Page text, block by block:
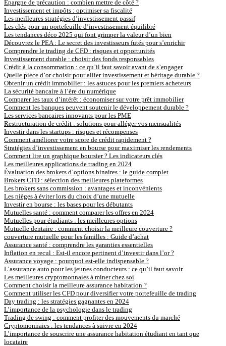
Épargne de précaution : combien mettre de côté ?
Investissement et impôts : optimiser sa fiscalité
Les meilleures stratégies d’investissement passif
Les clés pour un portefeuille d’investissement équilibré
Les tendances déco 2025 qui font grimper la valeur d’un bien
Découvrez le PEA : Le secret des investisseurs futés pour s’enrichir
Comprendre le trading de CFD : risques et opportunités
Investissement durable : choisir des fonds responsables
Crédit à la consommation : ce qu’il faut savoir avant de s’engager
Quelle pièce d’or choisir pour allier investissement et héritage durable ?
Obtenir un crédit immobilier : les astuces pour les premiers acheteurs
La sécurité bancaire à l’ère du numérique
Comparer les taux d’intérêt : économiser sur votre prêt immobilier
Comment les banques peuvent soutenir le développement durable ?
Les services bancaires innovants pour les PME
Restructuration de crédit : solutions pour alléger vos mensualités
Investir dans les startups : risques et récompenses
Comment améliorer votre score de crédit rapidement ?
Stratégies d’investissement en bourse pour maximiser les rendements
Comment lire un graphique boursier ? Les indicateurs clés
Les meilleures applications de trading en 2024
Évaluation des brokers d’options binaires : le guide complet
Brokers CFD : sélection des meilleures plateformes
Les brokers sans commission : avantages et inconvénients
Les pièges à éviter lors du choix d’une mutuelle
Investir en bourse : les bases pour les débutants
Mutuelles santé : comment comparer les offres en 2024
Mutuelles pour étudiants : les meilleures options
Mutuelle dentaire : comment choisir la meilleure couverture ?
couverture mutuelle pour les familles : Guide d’achat
Assurance santé : comprendre les garanties essentielles
Inflation en recul : Est-il encore pertinent d’investir dans l’or ?
Assurance voyage : pourquoi est-elle indispensable ?
L’assurance auto pour les jeunes conducteurs : ce qu’il faut savoir
Les meilleures cryptomonnaies à miner chez soi
Comment choisir la meilleure assurance habitation ?
Comment utiliser les CFD pour diversifier votre portefeuille de trading
Day trading : les stratégies gagnantes en 2024
L’importance de la psychologie dans le trading
Trading de swing : comment profiter des mouvements du marché
Cryptomonnaies : les tendances à suivre en 2024
L’importance de souscrire une assurance habitation étudiant en tant que
locataire